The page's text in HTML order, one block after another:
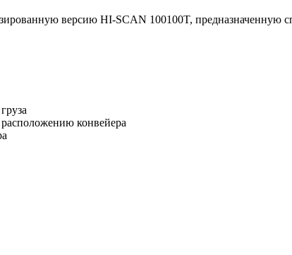
версию HI-SCAN 100100T, предназначенную
конвейера